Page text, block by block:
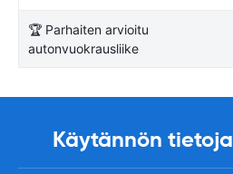
🏆 Parhaiten arvioitu
autonvuokrausliike
Käytännön tietoja